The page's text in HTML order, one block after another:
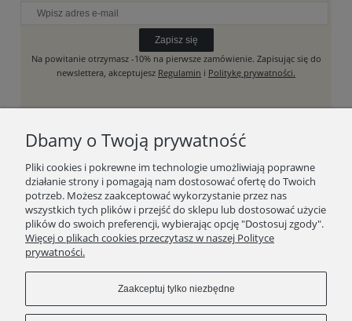
Zapisz się
Na powitanie otrzymasz -10% na pierwsze zamówienie. Zapisując się do
newslettera, akceptujesz Regulamin i Politykę prywatności.
SKLEP
RAW BEAUTY HOUSE
WAŻNE LINKI
Dbamy o Twoją prywatność
Pliki cookies i pokrewne im technologie umożliwiają poprawne
działanie strony i pomagają nam dostosować ofertę do Twoich
potrzeb. Możesz zaakceptować wykorzystanie przez nas
wszystkich tych plików i przejść do sklepu lub dostosować użycie
plików do swoich preferencji, wybierając opcję "Dostosuj zgody".
Więcej o plikach cookies przeczytasz w naszej Polityce
prywatności.
Zaakceptuj tylko niezbędne